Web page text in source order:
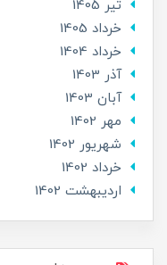
تير 1405
خرداد 1405
خرداد 1404
آذر 1403
آبان 1403
مهر 1402
شهریور 1402
خرداد 1402
ارديبهشت 1402